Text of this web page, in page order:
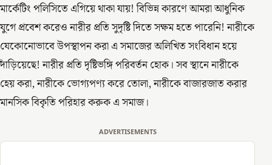
মার্কেটিং পলিসিতে এগিয়ে থাকা যায়! বিভিন্ন কারণে আমরা আধুনিক
যুগে প্রবেশ করেও নারীর প্রতি সুদৃষ্টি দিতে সক্ষম হতে পারেনি! নারীকে
যেকোনোভাবে উপস্থাপন করা এ সমাজের অলিখিত সংবিধান হয়ে
দাঁড়িয়েছে! নারীর প্রতি দৃষ্টিভঙ্গি পরিবর্তন হোক। সব স্থানে নারীকে
হেয় করা, নারীকে ভোগ্যপণ্য করে তোলা, নারীকে বাজারজাত করার
মানসিক বিকৃতি পরিহার করুক এ সমাজ।
ADVERTISEMENTS